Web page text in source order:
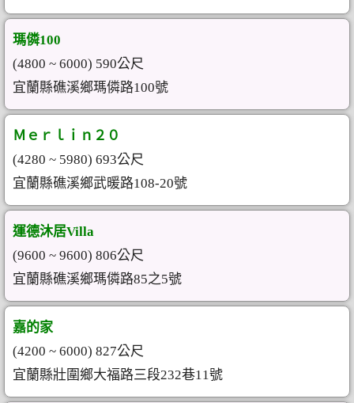
瑪僯100
(4800 ~ 6000) 590公尺
宜蘭縣礁溪鄉瑪僯路100號
Ｍｅｒｌｉｎ２０
(4280 ~ 5980) 693公尺
宜蘭縣礁溪鄉武暖路108-20號
運德沐居Villa
(9600 ~ 9600) 806公尺
宜蘭縣礁溪鄉瑪僯路85之5號
嘉的家
(4200 ~ 6000) 827公尺
宜蘭縣壯圍鄉大福路三段232巷11號